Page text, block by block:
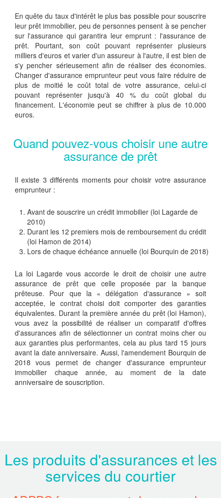
En quête du taux d'intérêt le plus bas possible pour souscrire
leur prêt immobilier, peu de personnes pensent à se pencher
sur l'assurance qui garantira leur emprunt : l'assurance de
prêt. Pourtant, son coût pouvant représenter plusieurs
milliers d'euros et varier d'un assureur à l'autre, il est bien de
s'y pencher sérieusement afin de réaliser des économies.
Changer d'assurance emprunteur peut vous faire réduire de
plus de moitié le coût total de votre assurance, celui-ci
pouvant représenter jusqu'à 40 % du coût global du
financement. L'économie peut se chiffrer à plus de 10.000
euros.
Quand pouvez-vous choisir une autre
assurance de prêt
Il existe 3 différents moments pour choisir votre assurance
emprunteur :
Avant de souscrire un crédit immobilier (loi Lagarde de
2010)
Durant les 12 premiers mois de remboursement du crédit
(loi Hamon de 2014)
Lors de chaque échéance annuelle (loi Bourquin de 2018)
La loi Lagarde vous accorde le droit de choisir une autre
assurance de prêt que celle proposée par la banque
prêteuse. Pour que la « délégation d'assurance » soit
acceptée, le contrat choisi doit comporter des garanties
équivalentes. Durant la première année du prêt (loi Hamon),
vous avez la possibilité de réaliser un comparatif d'offres
d'assurances afin de sélectionner un contrat moins cher ou
aux garanties plus performantes, cela au plus tard 15 jours
avant la date anniversaire. Aussi, l'amendement Bourquin de
2018 vous permet de changer d'assurance emprunteur
immobilier chaque année, au moment de la date
anniversaire de souscription.
Les produits d'assurances et les
services du courtier